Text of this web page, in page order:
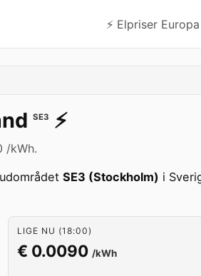
⚡️ Elpriser Europa
SE3 ⚡️
/kWh.
SE3 (Stockholm) i
LIGE NU (18:00)
€ 0.0090 /kWh